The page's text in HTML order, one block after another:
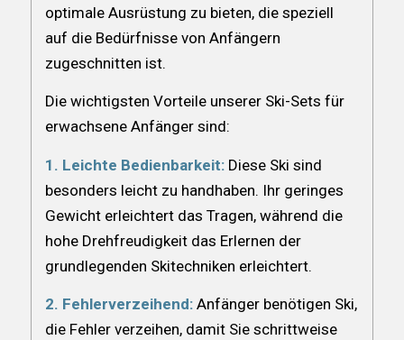
optimale Ausrüstung zu bieten, die speziell
auf die Bedürfnisse von Anfängern
zugeschnitten ist.
Die wichtigsten Vorteile unserer Ski-Sets für
erwachsene Anfänger sind:
1. Leichte Bedienbarkeit:Diese Ski sind
besonders leicht zu handhaben. Ihr geringes
Gewicht erleichtert das Tragen, während die
hohe Drehfreudigkeit das Erlernen der
grundlegenden Skitechniken erleichtert.
2. Fehlerverzeihend:Anfänger benötigen Ski,
die Fehler verzeihen, damit Sie schrittweise